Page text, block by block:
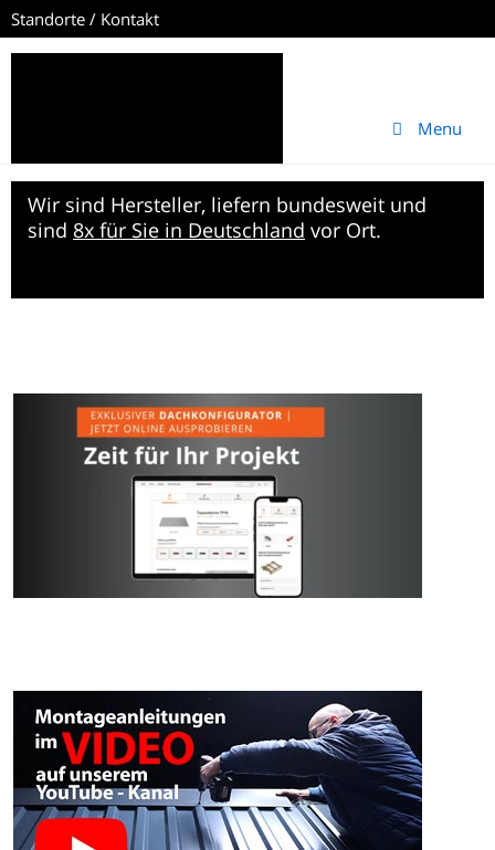
Standorte / Kontakt
Menu
Wir sind Hersteller, liefern bundesweit und
sind 8x für Sie in Deutschland vor Ort.